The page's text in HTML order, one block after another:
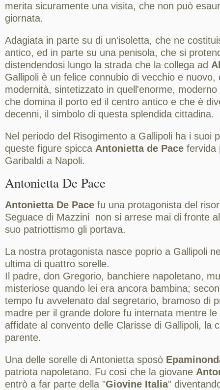
merita sicuramente una visita, che non può
giornata.
Adagiata in parte su di un'isoletta, che ne
antico, ed in parte su una penisola, che si
distendendosi lungo la strada che la collega ad
Gallipoli è un felice connubio di vecchio e nuovo,
modernità, sintetizzato in quell'enorme,
che domina il porto ed il centro antico e che è
decenni, il simbolo di questa splendida cittadina.
Nel periodo del Risogimento a Gallipoli ha i suoi
queste figure spicca Antonietta de Pace fervida
Garibaldi a Napoli.
Antonietta De Pace
Antonietta De Pace fu una protagonista del
Seguace di Mazzini non si arrese mai di fronte
suo patriottismo gli portava.
La nostra protagonista nasce poprio a Gallipoli
ultima di quattro sorelle.
Il padre, don Gregorio, banchiere napoletano,
misteriose quando lei era ancora bambina;
tempo fu avvelenato dal segretario, bramoso di
madre per il grande dolore fu internata mentre
affidate al convento delle Clarisse di Gallipoli, la
parente.
Una delle sorelle di Antonietta sposò
patriota napoletano. Fu così che la giovane
entrò a far parte della "Giovine Italia"